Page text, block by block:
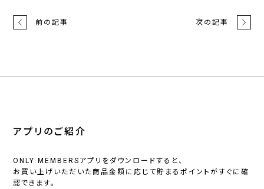
前の記事 次の記事
アプリのご紹介
ONLY MEMBERSアプリをダウンロードすると、
お買い上げいただいた商品金額に応じて貯まるポイントがすぐに確
認できます。